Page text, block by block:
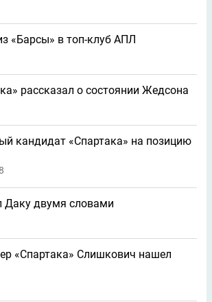
«Барсы» в топ-клуб АПЛ
рассказал о состоянии Жедсона
кандидат «Спартака» на позицию
8
Даку двумя словами
«Спартака» Слишкович нашел